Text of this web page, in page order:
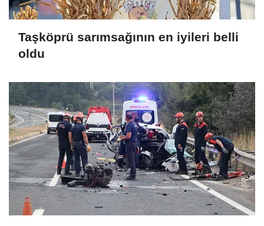
Taşköprü sarımsağının en iyileri belli
oldu